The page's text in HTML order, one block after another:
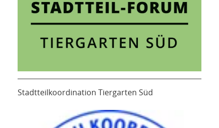
Stadtteilkoordination Tiergarten Süd